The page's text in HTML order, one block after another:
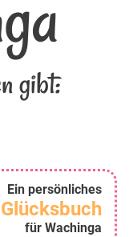
gibt:
Ein persönliches
Glücksbuch
für Wachinga